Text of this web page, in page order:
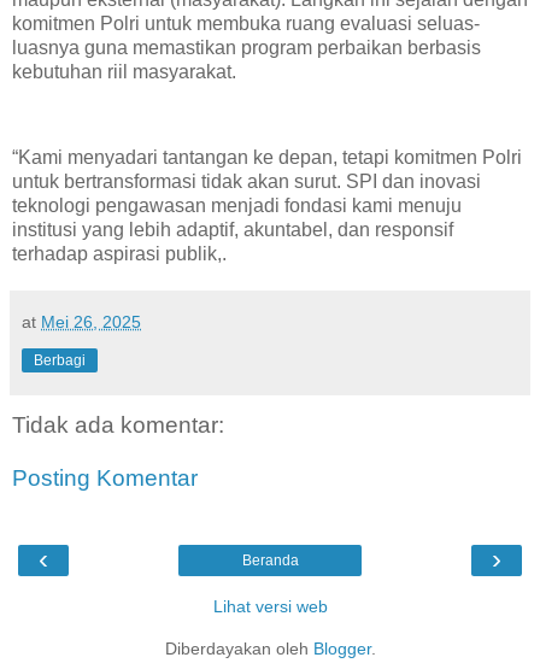
komitmen Polri untuk membuka ruang evaluasi seluas-
luasnya guna memastikan program perbaikan berbasis
kebutuhan riil masyarakat.
“Kami menyadari tantangan ke depan, tetapi komitmen Polri
untuk bertransformasi tidak akan surut. SPI dan inovasi
teknologi pengawasan menjadi fondasi kami menuju
institusi yang lebih adaptif, akuntabel, dan responsif
terhadap aspirasi publik,.
at Mei 26, 2025
Berbagi
Tidak ada komentar:
Posting Komentar
‹ ›
Beranda
Lihat versi web
Diberdayakan oleh Blogger.